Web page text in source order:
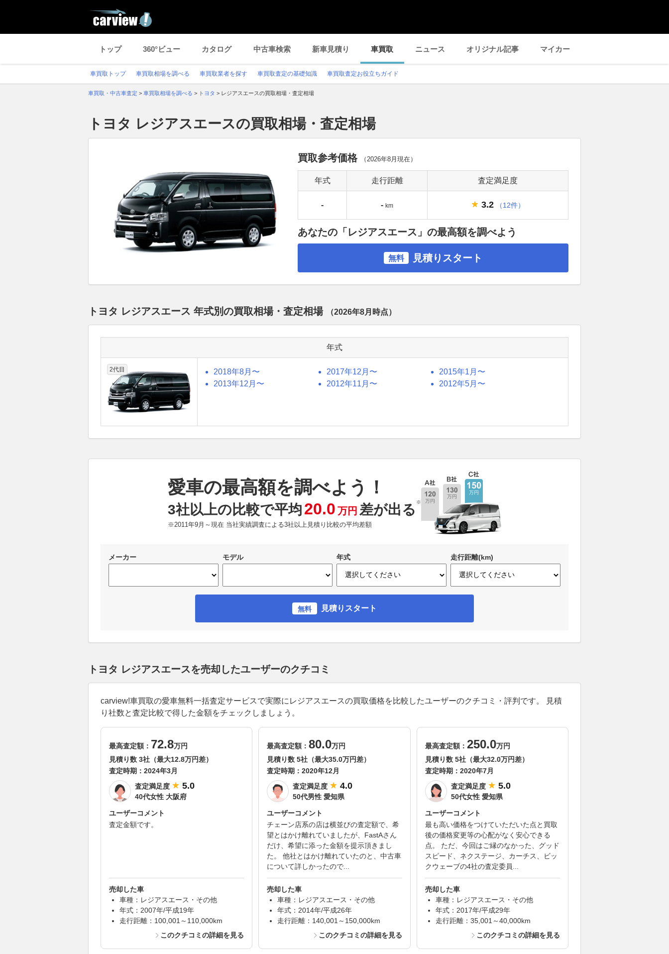
トップ 360°ビュー カタログ 中古車検索 新車見積り 車買取 ニュース オリジナル記事 マイカー
車買取トップ 車買取相場を調べる 車買取業者を探す 車買取査定の基礎知識 車買取査定お役立ちガイド
車買取・中古車査定 > 車買取相場を調べる > トヨタ > レジアスエースの買取相場・査定相場
トヨタ レジアスエースの買取相場・査定相場
買取参考価格 （2026年8月 現在）
年式 走行距離 査定満足度
- - km 3.2 （12件）
あなたの「レジアスエース」の最高額を調べよう
無料 見積りスタート
トヨタ レジアスエース 年式別の買取相場・査定相場 （2026年8月 時点）
年式
2代目 2018年8月〜 2017年12月〜
2015年1月〜
2013年12月〜
2012年11月〜 2012年5月〜
愛車の最高額を調べよう！
3社以上の比較で平均20.0 万円 差が出る ※
※2011年9月～現在 当社実績調査による3社以上見積り比較の平均差額
メーカー モデル 年式 走行距離(km)
無料 見積りスタート
トヨタ レジアスエースを売却したユーザーのクチコミ
carview!車買取の愛車無料一括査定サービスで実際にレジアスエースの買取価格を比較したユーザーのクチコミ・評判です。 見積
り社数と査定比較で得した金額をチェックしましょう。
最高査定額： 72.8万円
見積り数 3社（最大12.8万円差）
査定時期： 2024年3月
査定満足度
5.0
40代女性 大阪府
ユーザーコメント
査定金額です。
売却した車
車種：レジアスエース・その他
年式：2007年/平成19年
走行距離：100,001～110,000km
このクチコミの詳細を見る
最高査定額：80.0万円
見積り数 5社（最大35.0万円差）
査定時期：2020年12月
査定満足度
4.0
50代男性 愛知県
ユーザーコメント
チェーン店系の店は横並びの査定額で、希
望とはかけ離れていましたが、FastAさん
だけ、希望に添った金額を提示頂きまし
た。 他社とはかけ離れていたのと、中古車
について詳しかったので...
売却した車
車種：レジアスエース・その他
年式：2014年/平成26年
走行距離：140,001～150,000km
このクチコミの詳細を見る
最高査定額： 250.0万円
見積り数 5社（最大32.0万円差）
査定時期： 2020年7月
査定満足度
5.0
50代女性 愛知県
ユーザーコメント
最も高い価格をつけていただいた点と買取
後の価格変更等の心配がなく安心できる
点。 ただ、今回はご縁のなかった、グッド
スピード、ネクステージ、カーチス、ビッ
クウェーブの4社の査定委員...
売却した車
車種：レジアスエース・その他
年式：2017年/平成29年
走行距離：35,001～40,000km
このクチコミの詳細を見る